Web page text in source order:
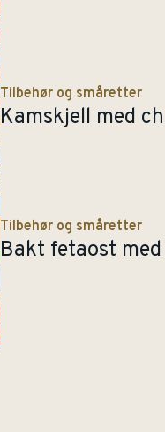
Tilbehør og småretter
Kamskjell med
Tilbehør og småretter
Bakt fetaost